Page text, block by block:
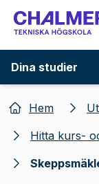
Dina studier
Hem
Hitta kurs-